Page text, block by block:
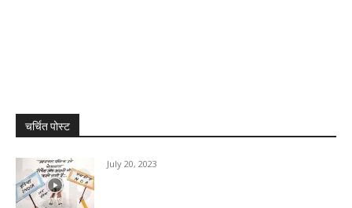
चर्चित पोस्ट
July 20, 2023